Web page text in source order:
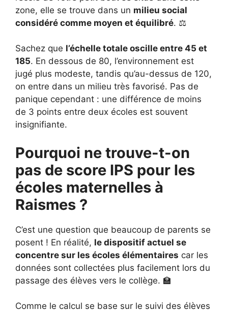
zone, elle se trouve dans un milieu social
considéré comme moyen et équilibré. ⚖️
Sachez que l’échelle totale oscille entre 45 et
185. En dessous de 80, l’environnement est
jugé plus modeste, tandis qu’au-dessus de 120,
on entre dans un milieu très favorisé. Pas de
panique cependant : une différence de moins
de 3 points entre deux écoles est souvent
insignifiante.
Pourquoi ne trouve-t-on
pas de score IPS pour les
écoles maternelles à
Raismes ?
C’est une question que beaucoup de parents se
posent ! En réalité, le dispositif actuel se
concentre sur les écoles élémentaires car les
données sont collectées plus facilement lors du
passage des élèves vers le collège. 🏫
Comme le calcul se base sur le suivi des élèves